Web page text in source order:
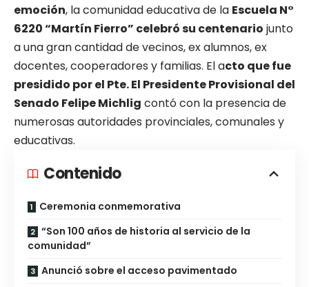
emoción, la comunidad educativa de la Escuela N°
6220 “Martín Fierro” celebró su centenario junto
a una gran cantidad de vecinos, ex alumnos, ex
docentes, cooperadores y familias. El acto que fue
presidido por el Pte. El Presidente Provisional del
Senado Felipe Michlig contó con la presencia de
numerosas autoridades provinciales, comunales y
educativas.
Contenido
Ceremonia conmemorativa
“Son 100 años de historia al servicio de la
comunidad”
Anunció sobre el acceso pavimentado